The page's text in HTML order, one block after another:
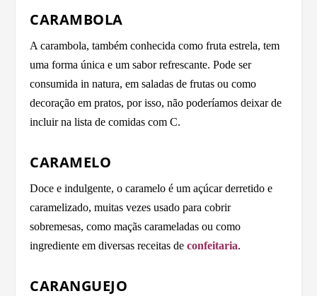
CARAMBOLA
A carambola, também conhecida como fruta estrela, tem
uma forma única e um sabor refrescante. Pode ser
consumida in natura, em saladas de frutas ou como
decoração em pratos, por isso, não poderíamos deixar de
incluir na lista de comidas com C.
CARAMELO
Doce e indulgente, o caramelo é um açúcar derretido e
caramelizado, muitas vezes usado para cobrir
sobremesas, como maçãs carameladas ou como
ingrediente em diversas receitas deconfeitaria.
CARANGUEJO